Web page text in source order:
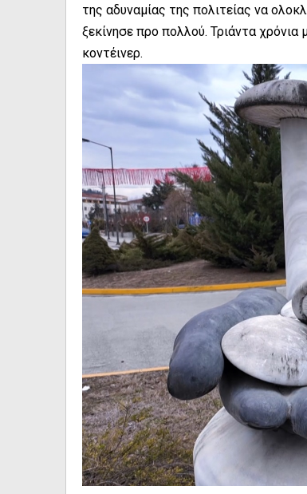
της αδυναμίας της πολιτείας να
ξεκίνησε προ πολλού. Τριάντα χρόνια
κοντέινερ.